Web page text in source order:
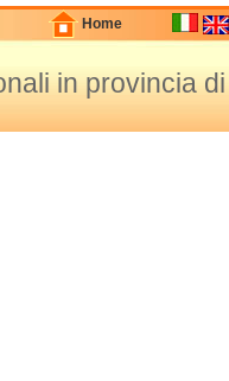
Home
in provincia